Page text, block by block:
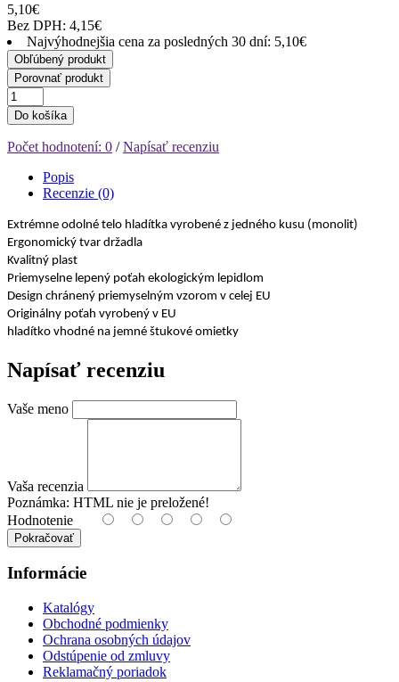
5,10€
Bez DPH: 4,15€
Najvýhodnejšia cena za posledných 30 dní: 5,10€
Obľúbený produkt
Porovnať produkt
Do košíka
Počet hodnotení: 0 /Napísať recenziu
Popis
Recenzie (0)
Extrémne odolné telo hladítka vyrobené z jedného kusu (monolit)
Ergonomický tvar držadla
Kvalitný plast
Priemyselne lepený poťah ekologickým lepidlom
Design chránený priemyselným vzorom v celej EU
Originálny poťah vyrobený v EU
hladítko vhodné na jemné štukové omietky
Napísať recenziu
Vaše meno
Vaša recenzia
Poznámka: HTML nie je preložené!
Hodnotenie
Pokračovať
Informácie
Katalógy
Obchodné podmienky
Ochrana osobných údajov
Odstúpenie od zmluvy
Reklamačný poriadok